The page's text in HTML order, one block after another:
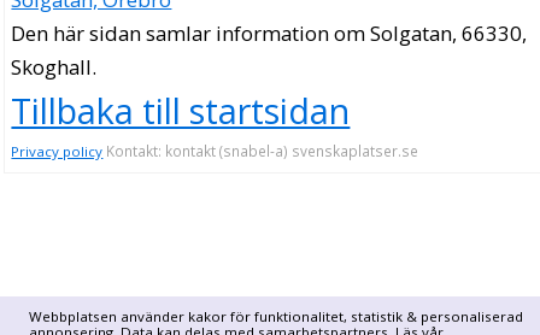
Webbplatsen använder kakor för funktionalitet, statistik & personaliserad
Den här sidan samlar information om Solgatan, 66330,
Skoghall.
Tillbaka till startsidan
Privacy policy Kontakt: kontakt (snabel-a) svenskaplatser.se